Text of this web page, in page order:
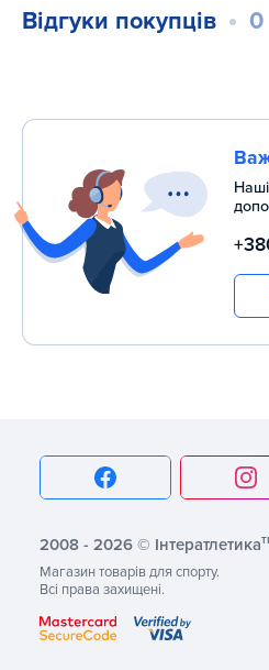
Відгуки покупців 0
2008 - 2026 © Інтератлетика
Магазин товарів для спорту.
Всі права захищені.